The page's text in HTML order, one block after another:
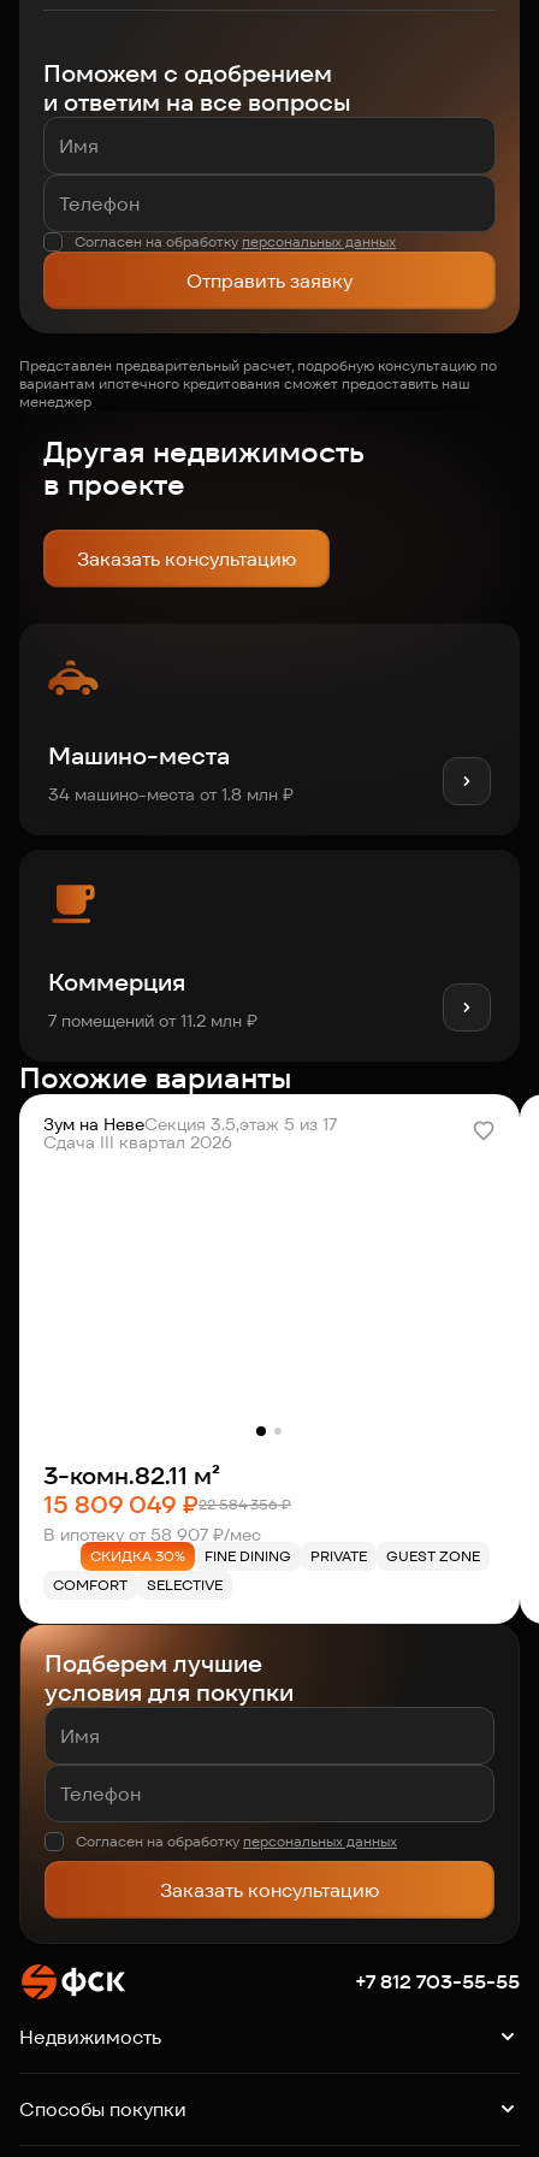
Поможем с одобрением
и ответим на все вопросы
Согласен на обработку персональных данных
Отправить заявку
Представлен предварительный расчет, подробную консультацию по
вариантам ипотечного кредитования сможет предоставить наш
менеджер
Другая недвижимость
в проекте
Заказать консультацию
Машино-места
34 машино-места от 1.8 млн ₽
Коммерция
7 помещений от 11.2 млн ₽
Похожие варианты
Зум на НевеСекция 3.5,этаж 5 из 17
Сдача III квартал 2026
3-комн.82.11 м²
15 809 049 ₽22 584 356 ₽
В ипотеку от 58 907 ₽/мес
СКИДКА 30% FINE DINING PRIVATE
GUEST ZONE
COMFORT
SELECTIVE
Подберем лучшие
условия для покупки
Согласен на обработку персональных данных
Заказать консультацию
+7 812 703-55-55
Недвижимость
Квартиры
Машино-места
Коммерция
Способы покупки
Ипотека